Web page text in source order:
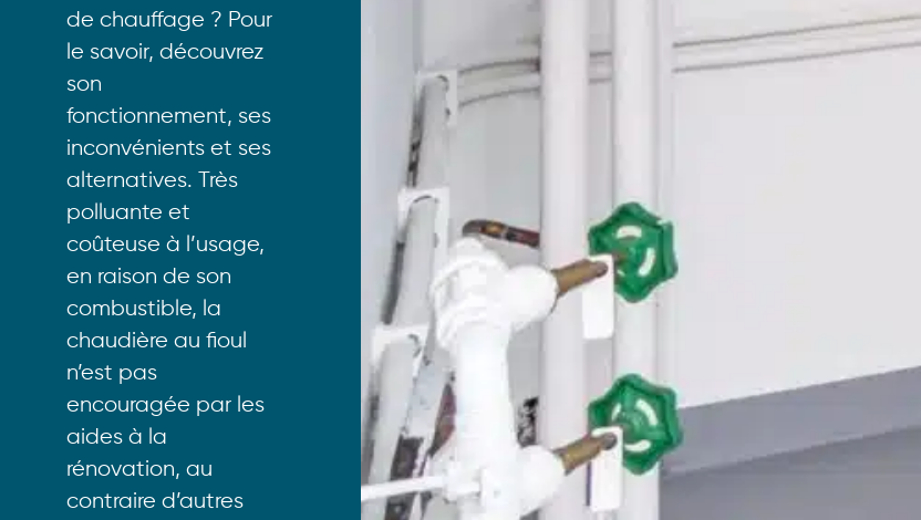
de chauffage ? Pour
le savoir, découvrez
son
fonctionnement, ses
inconvénients et ses
alternatives. Très
polluante et
coûteuse à l’usage,
en raison de son
combustible, la
chaudière au fioul
n’est pas
encouragée par les
aides à la
rénovation, au
contraire d’autres